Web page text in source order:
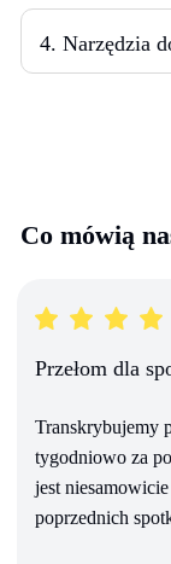
4. Narzędzia
Co mówią
Przełom dla
Transkrybujemy
tygodniowo za
jest
poprzednich